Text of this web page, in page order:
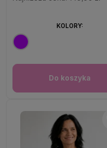
Do koszyka
KOLORY: